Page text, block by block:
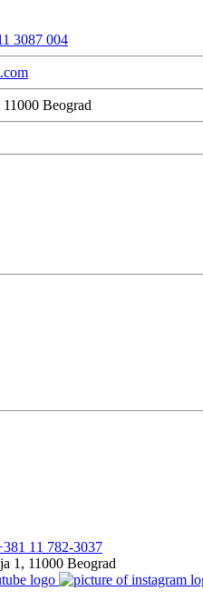
3087 004
Beograd
11 782-3037
1, 11000 Beograd